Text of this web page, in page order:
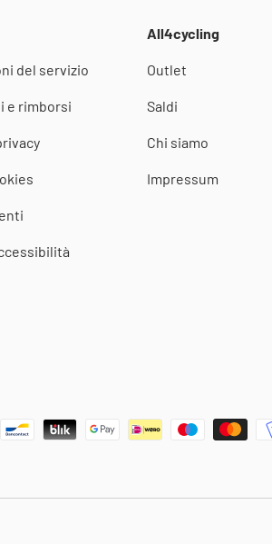
del servizio
e rimborsi
All4cycling
Outlet
Saldi
Chi siamo
Impressum
accettati